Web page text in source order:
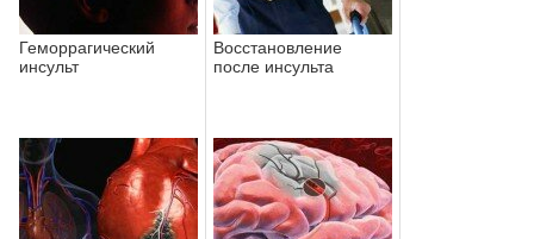
Геморрагический
инсульт
Восстановление
после инсульта